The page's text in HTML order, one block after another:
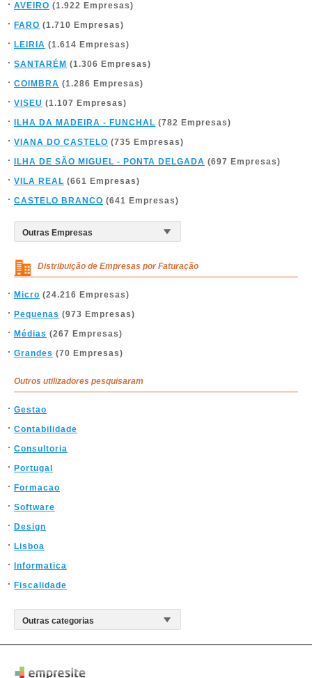
AVEIRO (1.922 Empresas)
FARO (1.710 Empresas)
LEIRIA (1.614 Empresas)
SANTARÉM (1.306 Empresas)
COIMBRA (1.286 Empresas)
VISEU (1.107 Empresas)
ILHA DA MADEIRA - FUNCHAL (782 Empresas)
VIANA DO CASTELO (735 Empresas)
ILHA DE SÃO MIGUEL - PONTA DELGADA (697 Empresas)
VILA REAL (661 Empresas)
CASTELO BRANCO (641 Empresas)
Distribuição de Empresas por Faturação
Micro (24.216 Empresas)
Pequenas (973 Empresas)
Médias (267 Empresas)
Grandes (70 Empresas)
Outros utilizadores pesquisaram
Gestao
Contabilidade
Consultoria
Portugal
Formacao
Software
Design
Lisboa
Informatica
Fiscalidade